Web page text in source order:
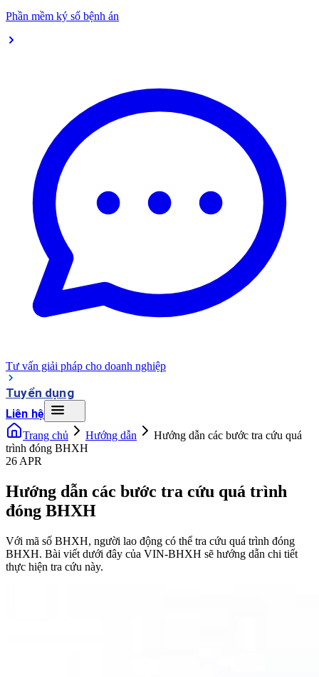
Phần mềm ký số bệnh án
Tư vấn giải pháp cho doanh nghiệp
Tuyển dụng
Liên hệ
Trang chủ Hướng dẫn
Hướng dẫn các bước tra cứu quá
trình đóng BHXH
26 APR
Hướng dẫn các bước tra cứu quá trình
đóng BHXH
Với mã số BHXH, người lao động có thể tra cứu quá trình đóng
BHXH. Bài viết dưới đây của VIN-BHXH sẽ hướng dẫn chi tiết
thực hiện tra cứu này.